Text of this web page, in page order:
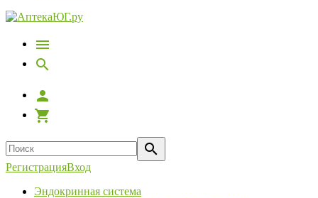
РегистрацияВход
Эндокринная система